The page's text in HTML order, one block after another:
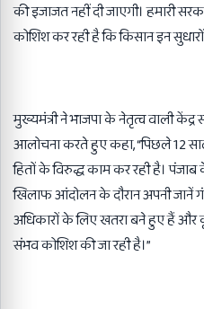
की इजाजत नहीं दी जाएगी। हमारी
कोशिश कर रही है कि किसान इन
मुख्यमंत्री ने भाजपा के नेतृत्व वाली केंद्र
आलोचना करते हुए कहा, “पिछले 12
हितों के विरुद्ध काम कर रही है।
खिलाफ आंदोलन के दौरान अपनी जानें
अधिकारों के लिए खतरा बने हुए हैं और
संभव कोशिश की जा रही है।”